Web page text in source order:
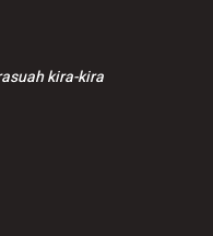
kira-kira